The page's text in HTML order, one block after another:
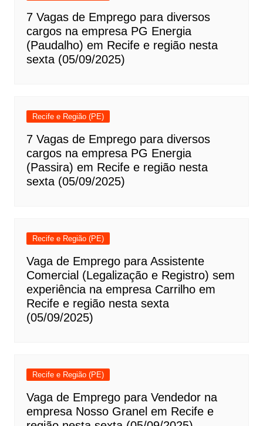
7 Vagas de Emprego para diversos
cargos na empresa PG Energia
(Paudalho) em Recife e região nesta
sexta (05/09/2025)
Recife e Região (PE)
7 Vagas de Emprego para diversos
cargos na empresa PG Energia
(Passira) em Recife e região nesta
sexta (05/09/2025)
Recife e Região (PE)
Vaga de Emprego para Assistente
Comercial (Legalização e Registro) sem
experiência na empresa Carrilho em
Recife e região nesta sexta
(05/09/2025)
Recife e Região (PE)
Vaga de Emprego para Vendedor na
empresa Nosso Granel em Recife e